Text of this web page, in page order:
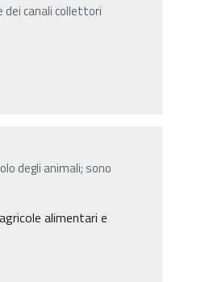
canali collettori
degli animali; sono
alimentari e